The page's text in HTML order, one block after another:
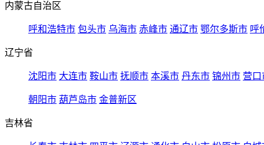
内蒙古自治区
呼和浩特市 包头市 乌海市 赤峰市 通辽市 鄂尔多斯市 呼
辽宁省
沈阳市 大连市 鞍山市 抚顺市 本溪市 丹东市 锦州市 营口
朝阳市 葫芦岛市 金普新区
吉林省